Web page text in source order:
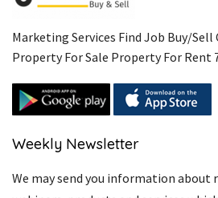
Marketing Services Find Job Buy/Sell
Property For Sale Property For Rent
Weekly Newsletter
We may send you information about